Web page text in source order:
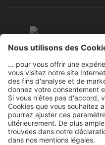
Questions sur les
Comment
d'essai pour ma